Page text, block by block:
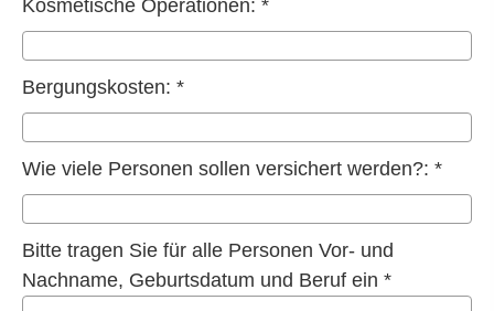
Kosmetische Operationen: *
Bergungskosten: *
Wie viele Per­sonen sollen versichert werden?: *
Bitte tragen Sie für alle Per­sonen Vor- und
Nachname, Geburts­datum und Beruf ein *